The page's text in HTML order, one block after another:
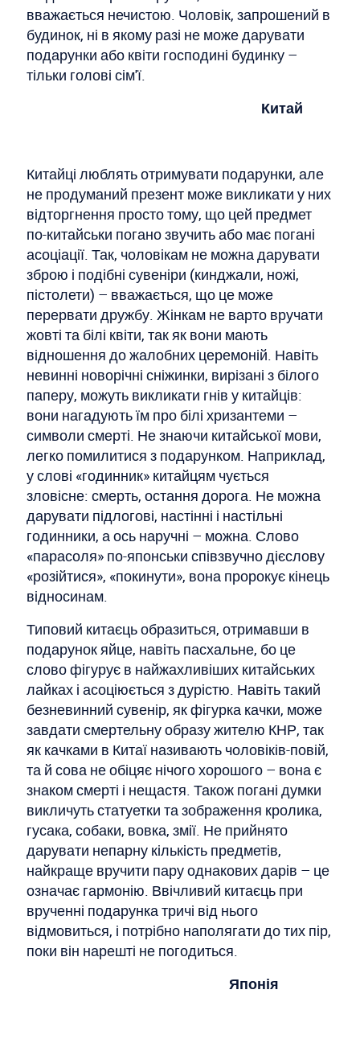
вважається нечистою. Чоловік, запрошений в
будинок, ні в якому разі не може дарувати
подарунки або квіти господині будинку –
тільки голові сім'ї.
Китай
Китайці люблять отримувати подарунки, але
не продуманий презент може викликати у них
відторгнення просто тому, що цей предмет
по-китайськи погано звучить або має погані
асоціації. Так, чоловікам не можна дарувати
зброю і подібні сувеніри (кинджали, ножі,
пістолети) – вважається, що це може
перервати дружбу. Жінкам не варто вручати
жовті та білі квіти, так як вони мають
відношення до жалобних церемоній. Навіть
невинні новорічні сніжинки, вирізані з білого
паперу, можуть викликати гнів у китайців:
вони нагадують їм про білі хризантеми –
символи смерті. Не знаючи китайської мови,
легко помилитися з подарунком. Наприклад,
у слові «годинник» китайцям чується
зловісне: смерть, остання дорога. Не можна
дарувати підлогові, настінні і настільні
годинники, а ось наручні – можна. Слово
«парасоля» по-японськи співзвучно дієслову
«розійтися», «покинути», вона пророкує кінець
відносинам.
Типовий китаєць образиться, отримавши в
подарунок яйце, навіть пасхальне, бо це
слово фігурує в найжахливіших китайських
лайках і асоціюється з дурістю. Навіть такий
безневинний сувенір, як фігурка качки, може
завдати смертельну образу жителю КНР, так
як качками в Китаї називають чоловіків-повій,
та й сова не обіцяє нічого хорошого – вона є
знаком смерті і нещастя. Також погані думки
викличуть статуетки та зображення кролика,
гусака, собаки, вовка, змії. Не прийнято
дарувати непарну кількість предметів,
найкраще вручити пару однакових дарів – це
означає гармонію. Ввічливий китаєць при
врученні подарунка тричі від нього
відмовиться, і потрібно наполягати до тих пір,
поки він нарешті не погодиться.
Японія